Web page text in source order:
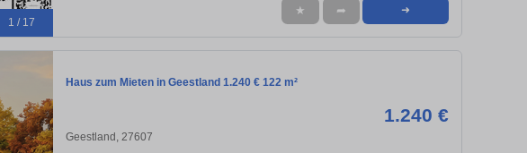
1 / 17
★ ➦ ➜
Haus zum Mieten in Geestland 1.240 € 122 m²
1.240 €
Geestland, 27607